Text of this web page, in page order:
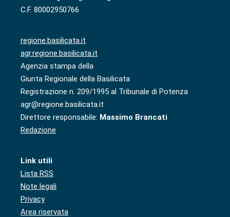
C.F. 80002950766
regione.basilicata.it
agr.regione.basilicata.it
Agenzia stampa della
Giunta Regionale della Basilicata
Registrazione n. 209/1995 al Tribunale di Potenza
agr@regione.basilicata.it
Direttore responsabile: Massimo Brancati
Redazione
Link utili
Lista RSS
Note legali
Privacy
Area riservata